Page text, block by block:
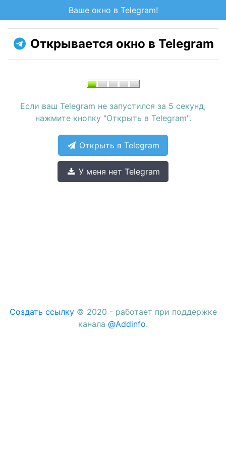
Ваше окно в Telegram!
Открывается окно в Telegram
Если ваш Telegram не запустился за 5 секунд,
нажмите кнопку "Открыть в Telegram".
Открыть в Telegram
У меня нет Telegram
Создать ссылку© 2020 - работает при поддержке
канала @Addinfo.